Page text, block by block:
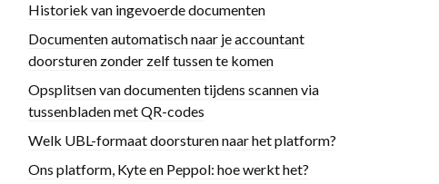
Historiek van ingevoerde documenten
Documenten automatisch naar je accountant
doorsturen zonder zelf tussen te komen
Opsplitsen van documenten tijdens scannen via
tussenbladen met QR-codes
Welk UBL-formaat doorsturen naar het platform?
Ons platform, Kyte en Peppol: hoe werkt het?